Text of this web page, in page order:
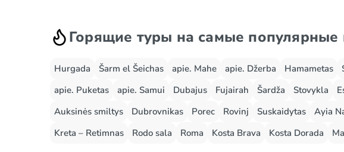
Горящие туры на самые популярные
Hurgada Šarm el Šeichas apie. Mahe apie. Džerba Hamametas
apie. Puketas
apie. Samui Dubajus Fujairah Šardža Stovykla
Auksinės smiltys
Dubrovnikas Porec Rovinj Suskaidytas Ayia
Kreta – Retimnas
Rodo sala Roma Kosta Brava Kosta Dorada